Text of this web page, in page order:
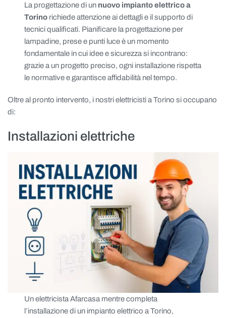
La progettazione di un nuovo impianto elettrico a
Torino richiede attenzione ai dettagli e il supporto di
tecnici qualificati. Pianificare la progettazione per
lampadine, prese e punti luce è un momento
fondamentale in cui idee e sicurezza si incontrano:
grazie a un progetto preciso, ogni installazione rispetta
le normative e garantisce affidabilità nel tempo.
Oltre al pronto intervento, i nostri elettricisti a Torino si occupano
di:
Installazioni elettriche
Un elettricista Afarcasa mentre completa
l’installazione di un impianto elettrico a Torino,